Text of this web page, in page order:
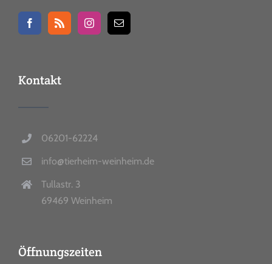
Kontakt
06201-62224
info@tierheim-weinheim.de
Tullastr. 3
69469 Weinheim
Öffnungszeiten